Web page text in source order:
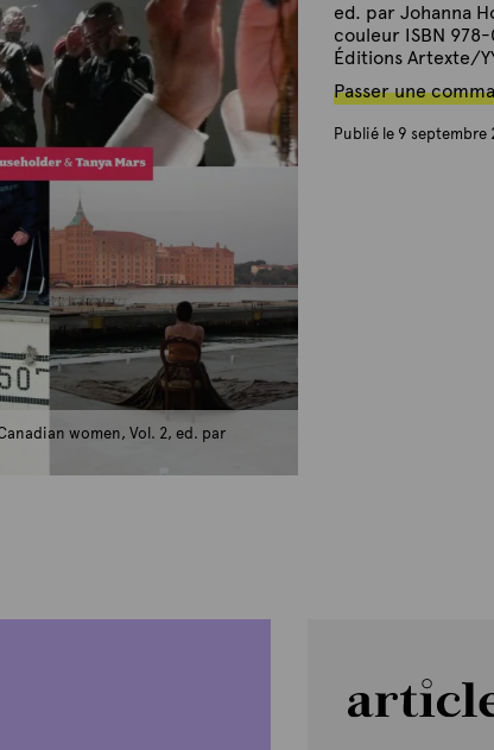
women, Vol. 2, ed. par
ed. par Johanna
couleur ISBN
Éditions Artexte/
Passer une
Publié le 9 septembre